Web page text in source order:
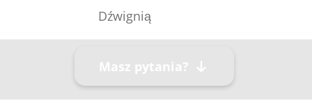
Dźwignią
Masz pytania?